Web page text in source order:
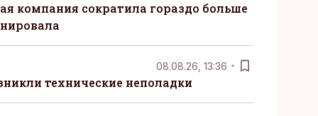
компания сократила гораздо больше
08.08.26, 13:36
технические неполадки